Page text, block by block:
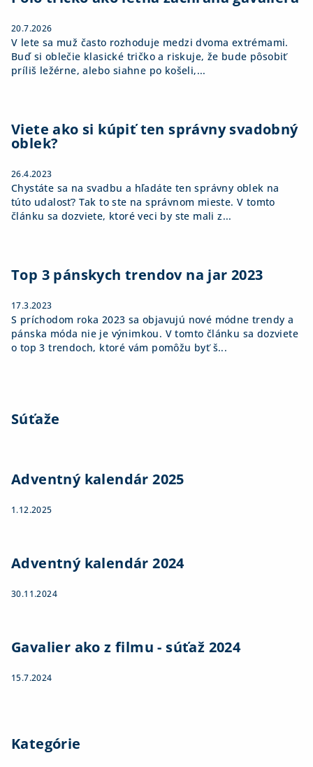
20.7.2026
V lete sa muž často rozhoduje medzi dvoma extrémami.
Buď si oblečie klasické tričko a riskuje, že bude pôsobiť
príliš ležérne, alebo siahne po košeli,...
Viete ako si kúpiť ten správny svadobný
oblek?
26.4.2023
Chystáte sa na svadbu a hľadáte ten správny oblek na
túto udalosť? Tak to ste na správnom mieste. V tomto
článku sa dozviete, ktoré veci by ste mali z...
Top 3 pánskych trendov na jar 2023
17.3.2023
S príchodom roka 2023 sa objavujú nové módne trendy a
pánska móda nie je výnimkou. V tomto článku sa dozviete
o top 3 trendoch, ktoré vám pomôžu byť š...
Súťaže
Adventný kalendár 2025
1.12.2025
Adventný kalendár 2024
30.11.2024
Gavalier ako z filmu - súťaž 2024
15.7.2024
Kategórie